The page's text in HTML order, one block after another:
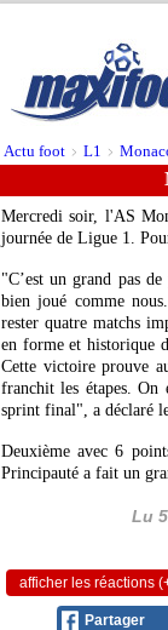
Actu foot > L1 >
Mercredi soir, l'AS
journée de Ligue 1.
"C’est un grand pas
bien joué comme
rester quatre matchs
en forme et historique
Cette victoire prouve
franchit les étapes. On
sprint final", a déclaré
Deuxième avec 6
Principauté a fait un
Lu
afficher les réactions
Partager